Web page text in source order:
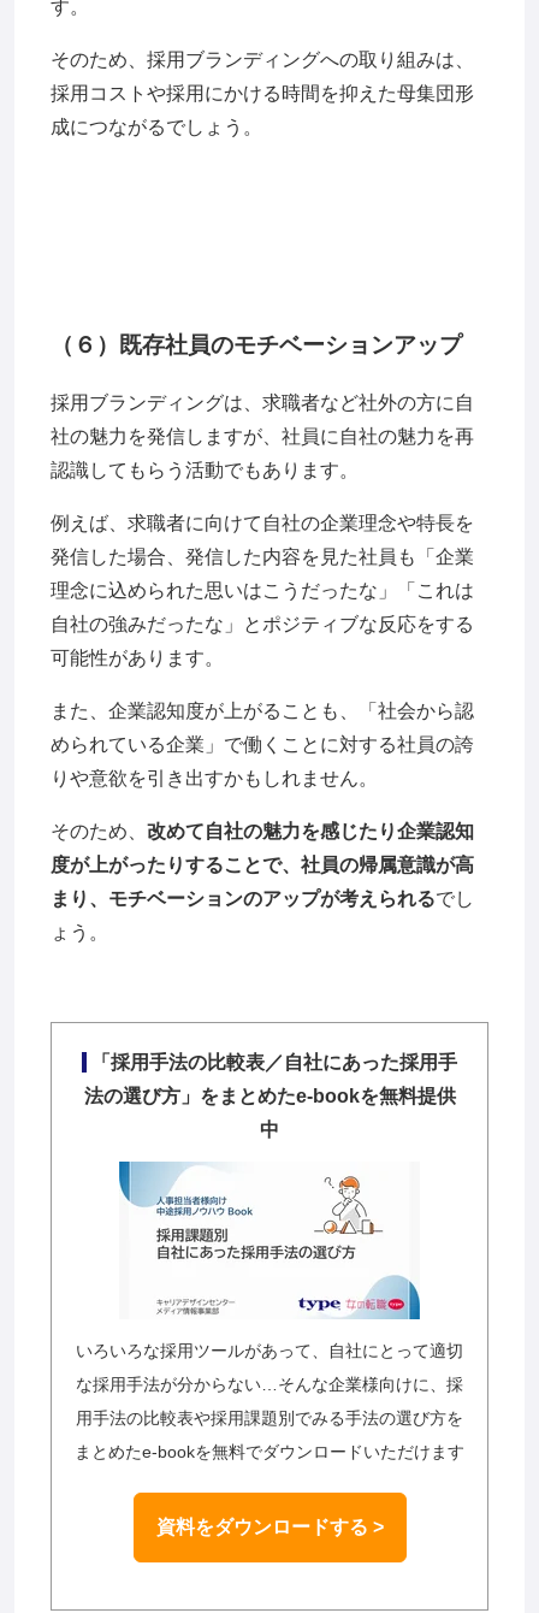
す。
そのため、採用ブランディングへの取り組みは、
採用コストや採用にかける時間を抑えた母集団形
成につながるでしょう。
（６）既存社員のモチベーションアップ
採用ブランディングは、求職者など社外の方に自
社の魅力を発信しますが、社員に自社の魅力を再
認識してもらう活動でもあります。
例えば、求職者に向けて自社の企業理念や特長を
発信した場合、発信した内容を見た社員も「企業
理念に込められた思いはこうだったな」「これは
自社の強みだったな」とポジティブな反応をする
可能性があります。
また、企業認知度が上がることも、「社会から認
められている企業」で働くことに対する社員の誇
りや意欲を引き出すかもしれません。
そのため、 改めて自社の魅力を感じたり企業認知
度が上がったりすることで、社員の帰属意識が高
まり、モチベーションのアップが考えられるでし
ょう。
「採用手法の比較表／自社にあった採用手
法の選び方」をまとめたe-bookを無料提供
中
いろいろな採用ツールがあって、自社にとって適切
な採用手法が分からない…そんな企業様向けに、採
用手法の比較表や採用課題別でみる手法の選び方を
まとめたe-bookを無料でダウンロードいただけます
資料をダウンロードする >